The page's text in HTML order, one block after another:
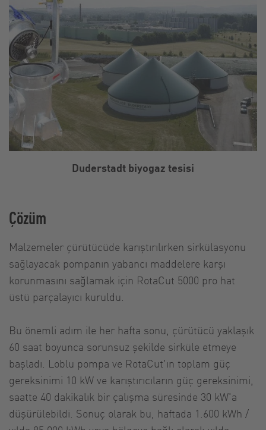
Duderstadt biyogaz tesisi
Çözüm
Malzemeler çürütücüde karıştırılırken sirkülasyonu
sağlayacak pompanın yabancı maddelere karşı
korunmasını sağlamak için RotaCut 5000 pro hat
üstü parçalayıcı kuruldu.
Bu önemli adım ile her hafta sonu, çürütücü yaklaşık
60 saat boyunca sorunsuz şekilde sirküle etmeye
başladı. Loblu pompa ve RotaCut'ın toplam güç
gereksinimi 10 kW ve karıştırıcıların güç gereksinimi,
saatte 40 dakikalık bir çalışma süresinde 30 kW'a
düşürülebildi. Sonuç olarak bu, haftada 1.600 kWh /